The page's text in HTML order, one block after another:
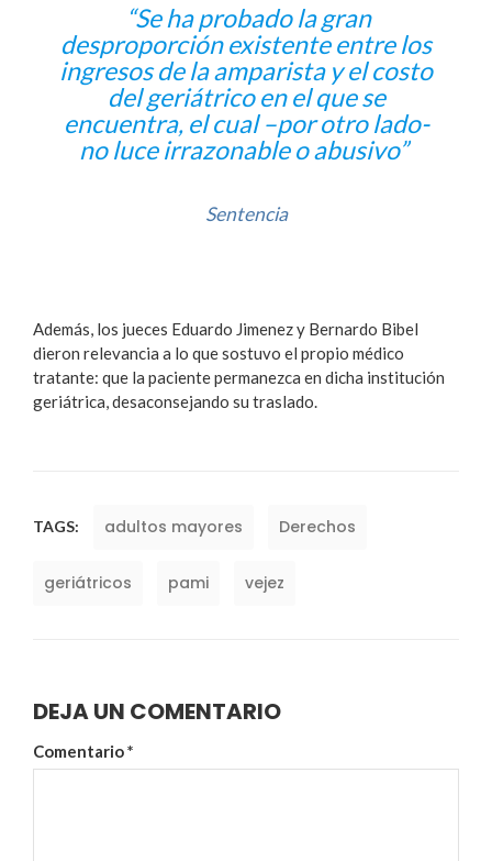
“Se ha probado la gran
desproporción existente entre los
ingresos de la amparista y el costo
del geriátrico en el que se
encuentra, el cual –por otro lado-
no luce irrazonable o abusivo”
Sentencia
Además, los jueces Eduardo Jimenez y Bernardo Bibel
dieron relevancia a lo que sostuvo el propio médico
tratante: que la paciente permanezca en dicha institución
geriátrica, desaconsejando su traslado.
TAGS: adultos mayores Derechos
geriátricos pami vejez
DEJA UN COMENTARIO
Comentario*